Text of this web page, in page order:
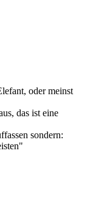
oder meinst
das ist eine
sondern: